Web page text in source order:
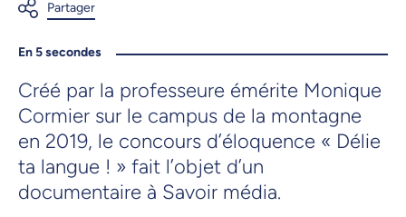
En 5 secondes
Créé par la professeure émérite Monique
Cormier sur le campus de la montagne
en 2019, le concours d’éloquence « Délie
ta langue ! » fait l’objet d’un
documentaire à Savoir média.